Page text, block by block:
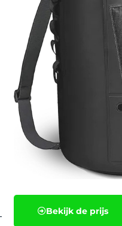
Bekijk de prijs